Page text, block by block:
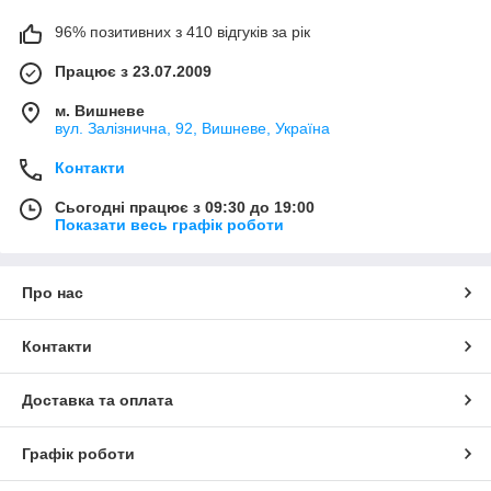
96% позитивних з 410 відгуків за рік
Працює з 23.07.2009
м. Вишневе
вул. Залізнична, 92, Вишневе, Україна
Контакти
Сьогодні працює з 09:30 до 19:00
Показати весь графік роботи
Про нас
Контакти
Доставка та оплата
Графік роботи